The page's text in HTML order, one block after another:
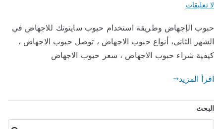
لا تعليقات
الإجهاض
وطريقة
استخدام
سايتوتك
حبوب الإجهاض وطريقة استخدام حبوب سايتوتك للاجهاض في
الشهر الثاني، أنواع حبوب الاجهاض ، توصل حبوب الاجهاض ،
كيفية شراء حبوب الاجهاض ، سعر حبوب الاجهاض
اقرأ المزيد
البحث